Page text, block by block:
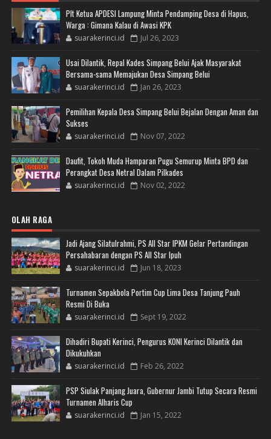
Plt Ketua APDESI Lampung Minta Pendamping Desa di Hapus,
Warga : Gimana Kalau di Awasi KPK
suarakerinci.id Jul 26, 2023
Usai Dilantik, Repal Kades Simpang Belui Ajak Masyarakat
Bersama-sama Memajukan Desa Simpang Belui
suarakerinci.id Jan 26, 2023
Pemilihan Kepala Desa Simpang Belui Bejalan Dengan Aman dan
Sukses
suarakerinci.id Nov 07, 2022
Daufit, Tokoh Muda Hamparan Pugu Semurup Minta BPD dan
Perangkat Desa Netral Dalam Pilkades
suarakerinci.id Nov 02, 2022
OLAH RAGA
Jadi Ajang Silatulrahmi, PS All Star IPKM Gelar Pertandingan
Persahabaran dengan PS All Star Ipuh
suarakerinci.id Jun 18, 2023
Turnamen Sepakbola Portim Cup Lima Desa Tanjung Pauh
Resmi Di Buka
suarakerinci.id Sept 19, 2022
Dihadiri Bupati Kerinci, Pengurus KONI Kerinci Dilantik dan
Dikukuhkan
suarakerinci.id Feb 26, 2022
PSP Siulak Panjang Juara, Gubernur Jambi Tutup Secara Resmi
Turnamen Alharis Cup
suarakerinci.id Jan 15, 2022